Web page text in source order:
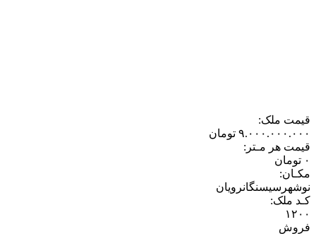
قیمت ملک:
۹.۰۰۰.۰۰۰.۰۰۰ تومان
قیمت هر مـتر:
۰ تومان
مکـان:
نوشهر سیسنگانرویان
کـد ملک:
۱۲۰۰
فروش